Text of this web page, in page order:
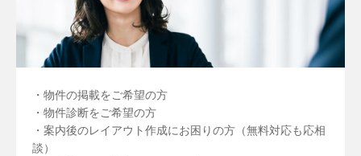
・物件の掲載をご希望の方
・物件診断をご希望の方
・案内後のレイアウト作成にお困りの方（無料対応も応相
談）